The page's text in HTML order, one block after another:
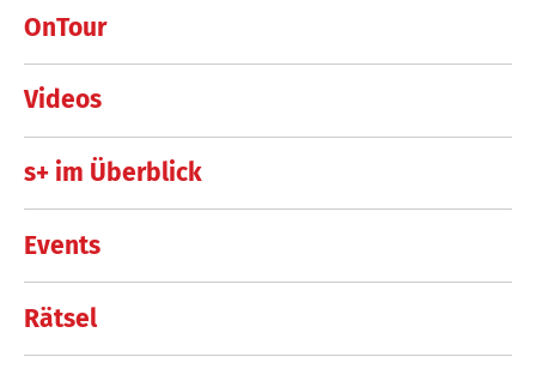
OnTour
Videos
s+ im Überblick
Events
Rätsel